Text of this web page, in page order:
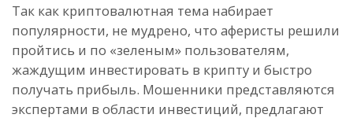
Так как криптовалютная тема набирает
популярности, не мудрено, что аферисты решили
пройтись и по «зеленым» пользователям,
жаждущим инвестировать в крипту и быстро
получать прибыль. Мошенники представляются
экспертами в области инвестиций, предлагают